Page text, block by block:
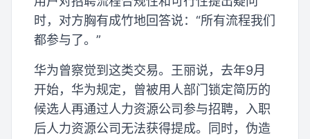
时，对方胸有成竹地回答说：“所有流程我们
都参与了。”
华为曾察觉到这类交易。王丽说，去年9月
开始，华为规定，曾被用人部门锁定简历的
候选人再通过人力资源公司参与招聘，入职
后人力资源公司无法获得提成。同时，伪造